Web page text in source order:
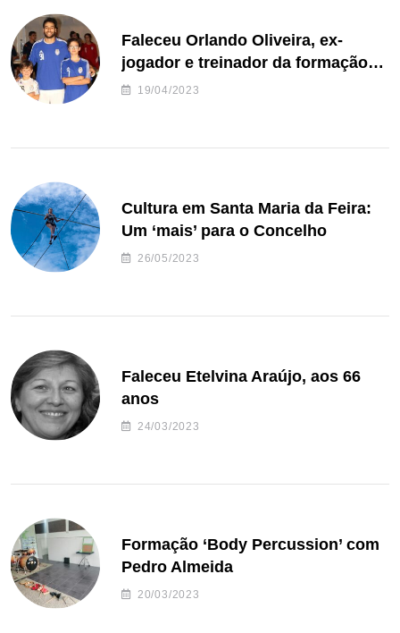
Faleceu Orlando Oliveira, ex-
jogador e treinador da formação
de andebol do Feirense
19/04/2023
Cultura em Santa Maria da Feira:
Um ‘mais’ para o Concelho
26/05/2023
Faleceu Etelvina Araújo, aos 66
anos
24/03/2023
Formação ‘Body Percussion’ com
Pedro Almeida
20/03/2023